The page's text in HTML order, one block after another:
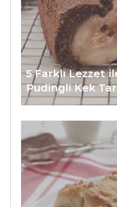
5 Farklı Lezzet
Pudingli Kek